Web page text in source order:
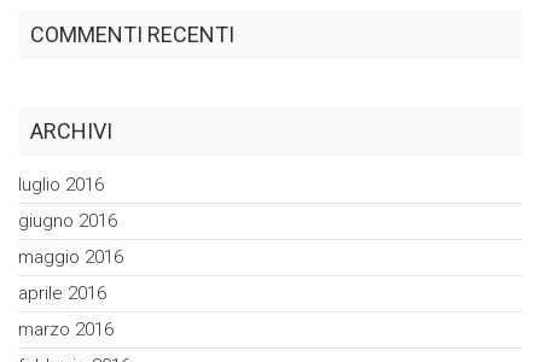
COMMENTI RECENTI
ARCHIVI
luglio 2016
giugno 2016
maggio 2016
aprile 2016
marzo 2016